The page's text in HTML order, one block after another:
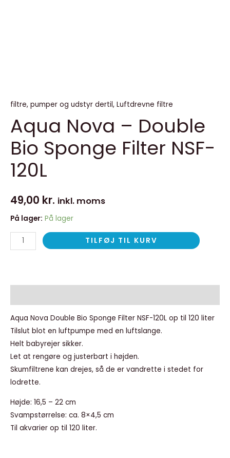
filtre, pumper og udstyr dertil, Luftdrevne filtre
Aqua Nova – Double
Bio Sponge Filter NSF-
120L
49,00 kr. inkl. moms
På lager: På lager
TILFØJ TIL KURV
Aqua Nova Double Bio Sponge Filter NSF-120L op til 120 liter
Tilslut blot en luftpumpe med en luftslange.
Helt babyrejer sikker.
Let at rengøre og justerbart i højden.
Skumfiltrene kan drejes, så de er vandrette i stedet for
lodrette.
Højde: 16,5 – 22 cm
Svampstørrelse: ca. 8×4,5 cm
Til akvarier op til 120 liter.